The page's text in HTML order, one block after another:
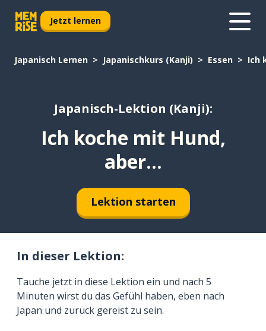
Jetzt lernen
Japanisch Lernen Japanischkurs (Kanji) Essen Ich
Japanisch-Lektion (Kanji):
Ich koche mit Hund,
aber...
Lektion starten
In dieser Lektion:
Tauche jetzt in diese Lektion ein und nach 5
Minuten wirst du das Gefühl haben, eben nach
Japan und zurück gereist zu sein.